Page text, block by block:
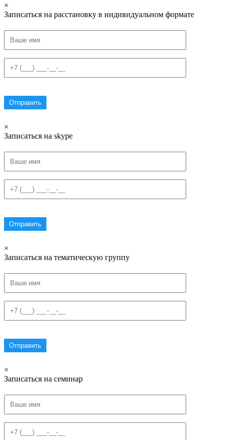
×
Записаться на расстановку в индивидуальном формате
×
Записаться на skype
×
Записаться на тематическую группу
×
Записаться на семинар